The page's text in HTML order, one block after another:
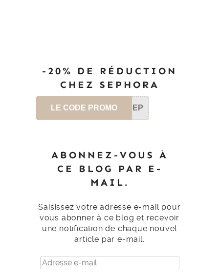
-20% DE RÉDUCTION
CHEZ SEPHORA
LE CODE PROMO SEP
ABONNEZ-VOUS À
CE BLOG PAR E-
MAIL.
Saisissez votre adresse e-mail pour
vous abonner à ce blog et recevoir
une notification de chaque nouvel
article par e-mail.
Adresse
e-